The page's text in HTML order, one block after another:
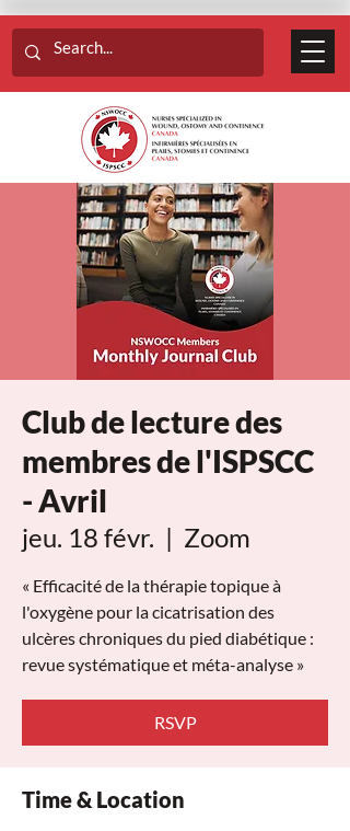
Club de lecture des
membres de l'ISPSCC
- Avril
jeu. 18 févr.
  |
Zoom
« Efficacité de la thérapie topique à
l'oxygène pour la cicatrisation des
ulcères chroniques du pied diabétique :
revue systématique et méta-analyse »
RSVP
Time & Location